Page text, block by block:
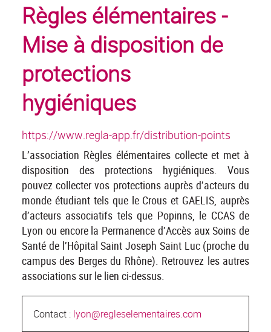
Règles élémentaires -
Mise à disposition de
protections
hygiéniques
https://www.regla-app.fr/distribution-points
L’association Règles élémentaires collecte et met à
disposition des protections hygiéniques. Vous
pouvez collecter vos protections auprès d’acteurs du
monde étudiant tels que le Crous et GAELIS, auprès
d’acteurs associatifs tels que Popinns, le CCAS de
Lyon ou encore la Permanence d’Accès aux Soins de
Santé de l’Hôpital Saint Joseph Saint Luc (proche du
campus des Berges du Rhône). Retrouvez les autres
associations sur le lien ci-dessus.
Contact : lyon@regleselementaires.com